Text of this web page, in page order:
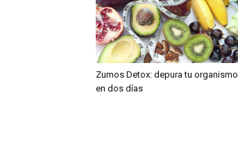
Zumos Detox: depura tu organismo
en dos días